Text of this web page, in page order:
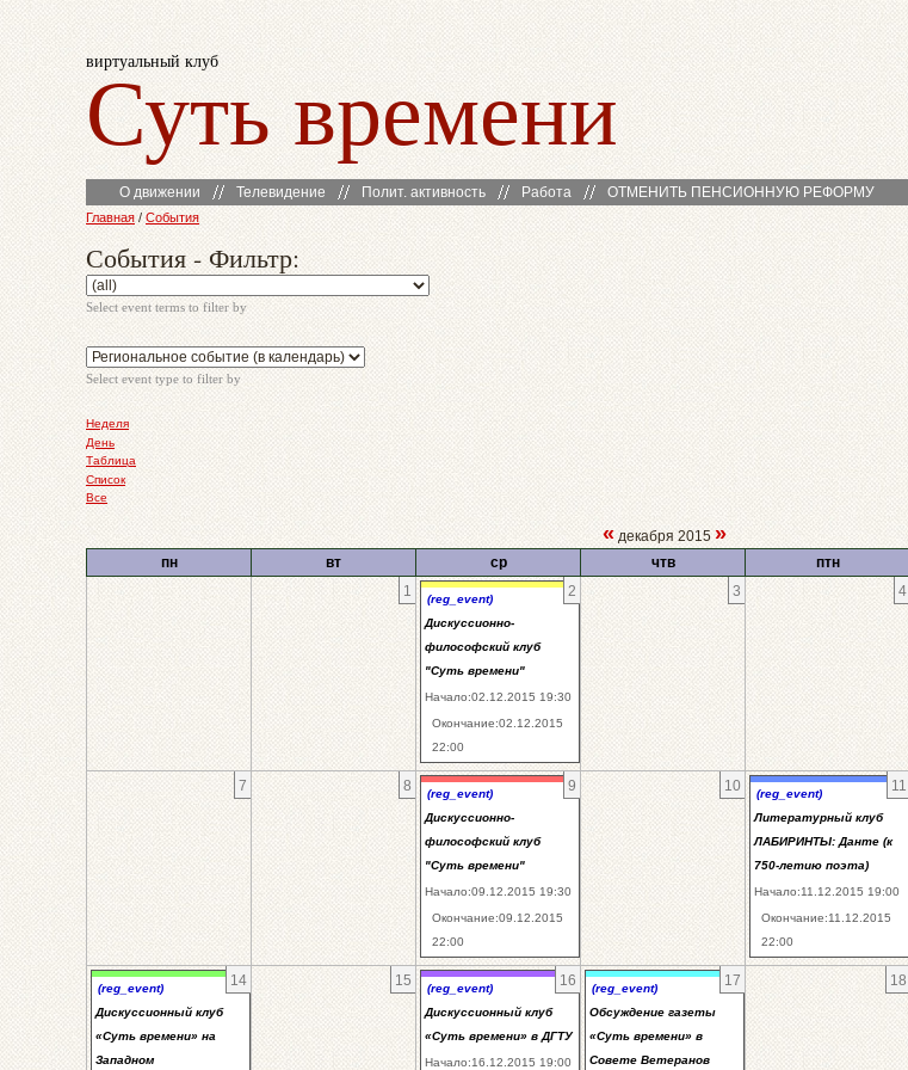
виртуальный клуб
Суть времени
О движении Телевидение Полит. активность Работа ОТМЕНИТЬ ПЕНСИОННУЮ РЕФОРМУ
Главная / События
События - Фильтр:
Select event terms to filter by
Select event type to filter by
Неделя
День
Таблица
Список
Все
« декабря 2015 »
пн вт ср чтв птн
1
2
(reg_event)
Дискуссионно-
философский клуб
"Суть времени"
Начало:02.12.2015 19:30
Окончание:02.12.2015
22:00
3 4
7 8 9
(reg_event)
Дискуссионно-
философский клуб
"Суть времени"
Начало:09.12.2015 19:30
Окончание:09.12.2015
22:00
10 11
(reg_event)
Литературный клуб
ЛАБИРИНТЫ: Данте (к
750-летию поэта)
Начало:11.12.2015 19:00
Окончание:11.12.2015
22:00
14
(reg_event)
Дискуссионный клуб
«Суть времени» на
Западном
15 16
(reg_event)
Дискуссионный клуб
«Суть времени» в ДГТУ
Начало:16.12.2015 19:00
17
(reg_event)
Обсуждение газеты
«Суть времени» в
Совете Ветеранов
18